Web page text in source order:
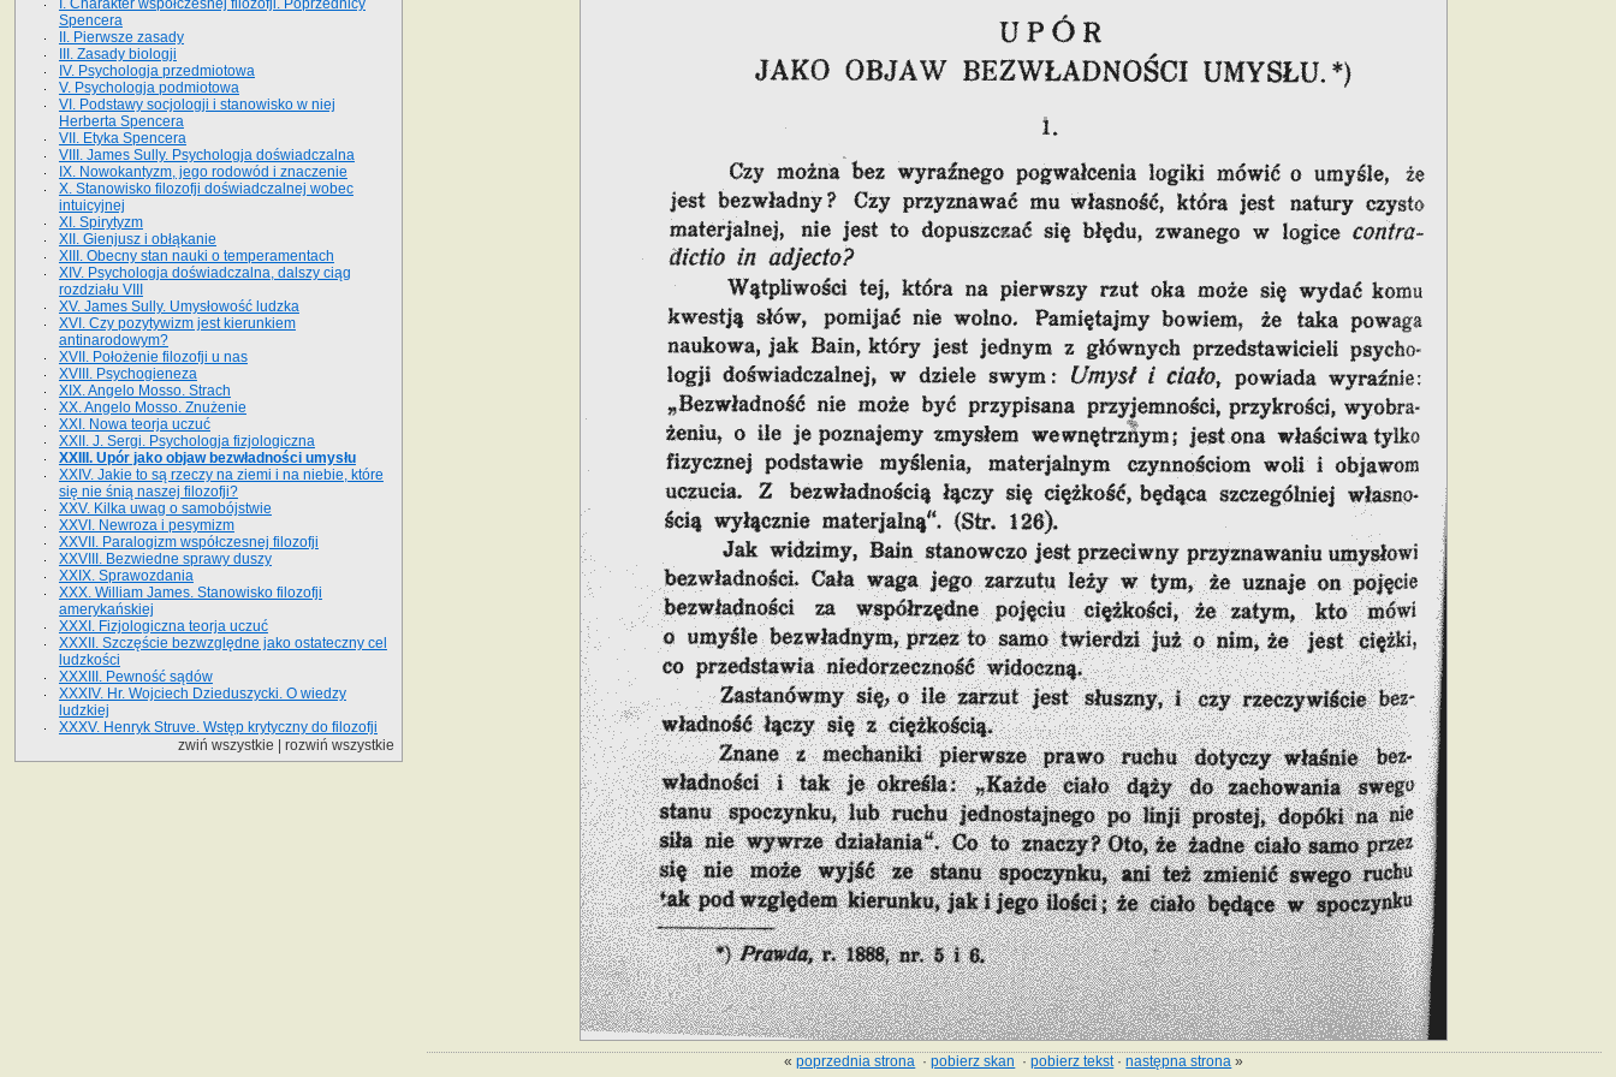
«poprzednia strona ·pobierz skan ·pobierz tekst·następna strona »
Spencera
II. Pierwsze zasady
III. Zasady biologji
IV. Psychologja przedmiotowa
V. Psychologja podmiotowa
VI. Podstawy socjologji i stanowisko w niej
Herberta Spencera
VII. Etyka Spencera
VIII. James Sully. Psychologja doświadczalna
IX. Nowokantyzm, jego rodowód i znaczenie
X. Stanowisko filozofji doświadczalnej wobec
intuicyjnej
XI. Spirytyzm
XII. Gienjusz i obłąkanie
XIII. Obecny stan nauki o temperamentach
XIV. Psychologja doświadczalna, dalszy ciąg
rozdziału VIII
XV. James Sully. Umysłowość ludzka
XVI. Czy pozytywizm jest kierunkiem
antinarodowym?
XVII. Położenie filozofji u nas
XVIII. Psychogieneza
XIX. Angelo Mosso. Strach
XX. Angelo Mosso. Znużenie
XXI. Nowa teorja uczuć
XXII. J. Sergi. Psychologja fizjologiczna
XXIII. Upór jako objaw bezwładności umysłu
XXIV. Jakie to są rzeczy na ziemi i na niebie, które
się nie śnią naszej filozofji?
XXV. Kilka uwag o samobójstwie
XXVI. Newroza i pesymizm
XXVII. Paralogizm współczesnej filozofji
XXVIII. Bezwiedne sprawy duszy
XXIX. Sprawozdania
XXX. William James. Stanowisko filozofji
amerykańskiej
XXXI. Fizjologiczna teorja uczuć
XXXII. Szczęście bezwzględne jako ostateczny cel
ludzkości
XXXIII. Pewność sądów
XXXIV. Hr. Wojciech Dzieduszycki. O wiedzy
ludzkiej
XXXV. Henryk Struve. Wstęp krytyczny do filozofji
zwiń wszystkie |rozwiń wszystkie